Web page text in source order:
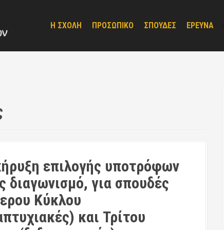
Η ΣΧΟΛΗ ΠΡΟΣΩΠΙΚΟ ΣΠΟΥΔΕΣ ΕΡΕΥΝΑ
επιλογής υποτρόφων
διαγωνισμό, για σπουδές
Κύκλου
και Τρίτου